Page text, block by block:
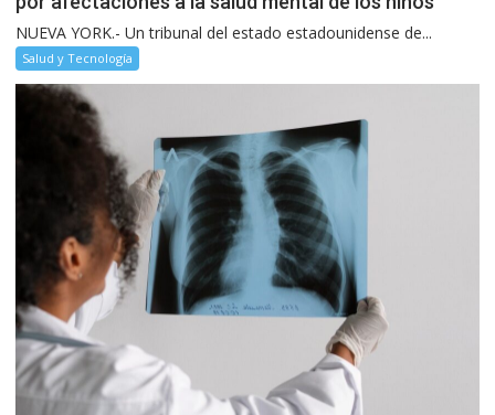
NUEVA YORK.- Un tribunal del estado estadounidense de...
Salud y Tecnología